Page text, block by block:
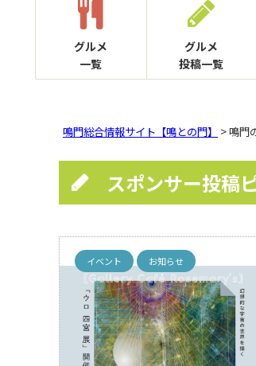
グルメ
一覧
グルメ
投稿一覧
鳴門総合情報サイト【鳴との門】 > 鳴門
スポンサー投稿
イベント お知らせ